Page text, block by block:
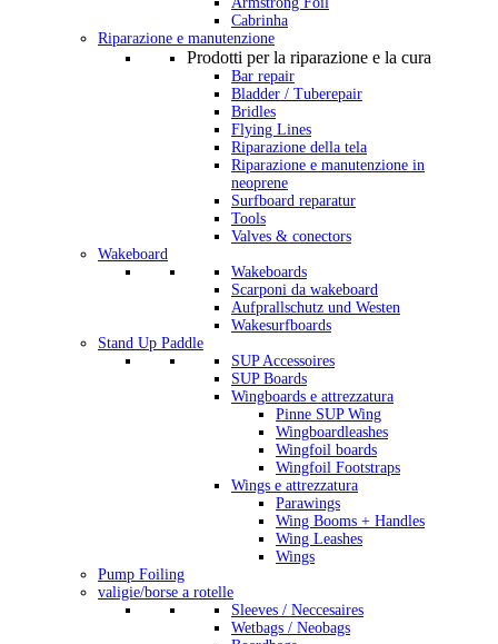
Cabrinha
Riparazione e manutenzione
Prodotti per la riparazione e la cura
Bar repair
Bladder / Tuberepair
Bridles
Flying Lines
Riparazione della tela
Riparazione e manutenzione in
neoprene
Surfboard reparatur
Tools
Valves & conectors
Wakeboard
Wakeboards
Scarponi da wakeboard
Aufprallschutz und Westen
Wakesurfboards
Stand Up Paddle
SUP Accessoires
SUP Boards
Wingboards e attrezzatura
Pinne SUP Wing
Wingboardleashes
Wingfoil boards
Wingfoil Footstraps
Wings e attrezzatura
Parawings
Wing Booms + Handles
Wing Leashes
Wings
Pump Foiling
valigie/borse a rotelle
Sleeves / Neccesaires
Wetbags / Neobags